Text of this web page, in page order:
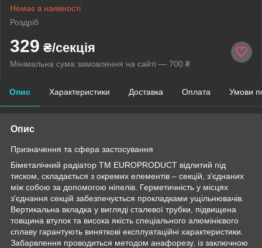
Немає в наявності
Роздріб
329 ₴/секція
Мінімальна сума замовлення на сайті — 700 ₴
Опис Характеристики Доставка Оплата Умови
Опис
Призначення та сфера застосування
Біметалічний радіатор TM EUROPRODUCT відлитий під
тиском, складається з окремих елементів – секцій, з'єднаних
між собою за допомогою ніпелів. Герметичність у місцях
з'єднання секцій забезпечується прокладками ущільнювачів.
Вертикальна вкладка у вигляді сталевої трубки, підвищена
товщина втулок та висока якість спеціального алюмінієвого
сплаву гарантують виняткові експлуатаційні характеристики.
Забарвлення проводиться методом анафорезу, із заключною